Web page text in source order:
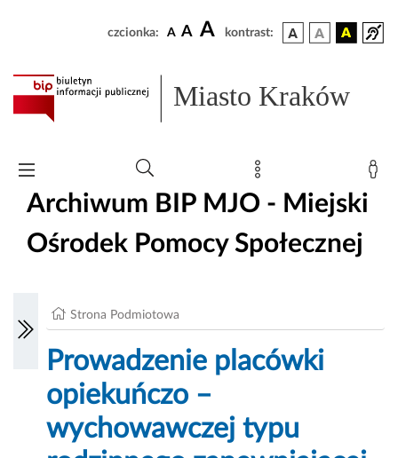
czcionka: A A A kontrast:
Miasto Kraków
Archiwum BIP MJO - Miejski
Ośrodek Pomocy Społecznej
Strona Podmiotowa
Prowadzenie placówki
opiekuńczo –
wychowawczej typu